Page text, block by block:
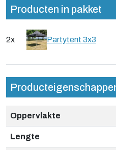
Producten in pakket
2x Partytent 3x3
Oppervlakte
Lengte